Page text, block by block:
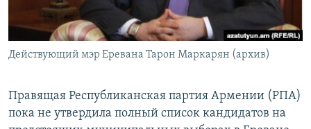
Русский
Все сайты Радио Азатутюн
Действующий мэр Еревана Тарон Маркарян (архив)
Правящая Республиканская партия Армении (РПА)
пока не утвердила полный список кандидатов на